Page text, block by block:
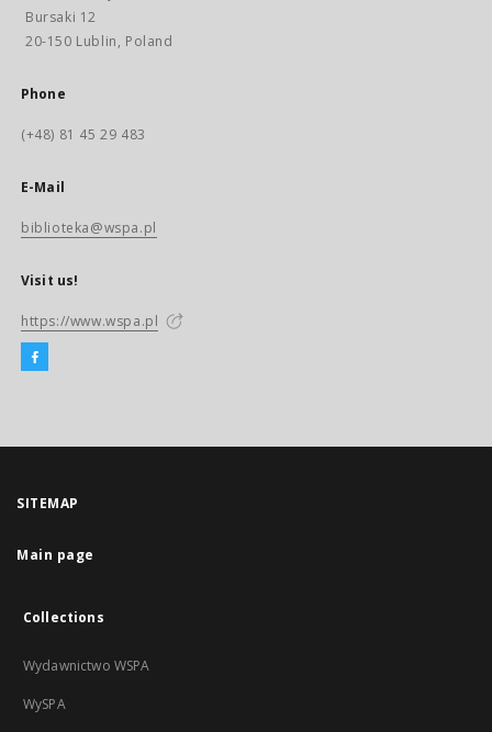
Bursaki 12
20-150 Lublin, Poland
Phone
(+48) 81 45 29 483
E-Mail
biblioteka@wspa.pl
Visit us!
https://www.wspa.pl
SITEMAP
Main page
Collections
Wydawnictwo WSPA
WySPA